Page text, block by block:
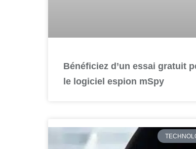
Bénéficiez d’un essai gratuit
le logiciel espion mSpy